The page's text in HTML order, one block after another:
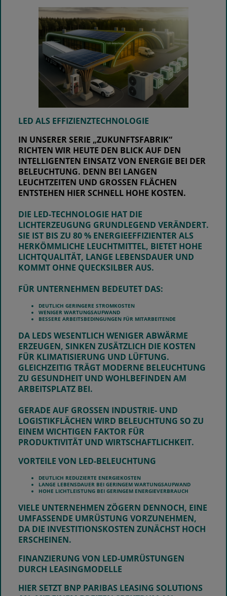
LED ALS EFFIZIENZTECHNOLOGIE
IN UNSERER SERIE „ZUKUNFTSFABRIK“
RICHTEN WIR HEUTE DEN BLICK AUF DEN
INTELLIGENTEN EINSATZ VON ENERGIE BEI DER
BELEUCHTUNG. DENN BEI LANGEN
LEUCHTZEITEN UND GROSSEN FLÄCHEN E
NTSTEHEN HIER SCHNELL HOHE KOSTEN.
DIE LED-TECHNOLOGIE HAT DIE
LICHTERZEUGUNG GRUNDLEGEND VERÄNDERT.
SIE IST BIS ZU 80 % ENERGIEEFFIZIENTER ALS
HERKÖMMLICHE LEUCHTMITTEL, BIETET HOHE
LICHTQUALITÄT, LANGE LEBENSDAUER UND
KOMMT OHNE QUECKSILBER AUS.
FÜR UNTERNEHMEN BEDEUTET DAS:
DEUTLICH GERINGERE STROMKOSTEN
WENIGER WARTUNGSAUFWAND
BESSERE ARBEITSBEDINGUNGEN FÜR MITARBEITENDE
DA LEDS WESENTLICH WENIGER ABWÄRME
ERZEUGEN, SINKEN ZUSÄTZLICH DIE KOSTEN
FÜR KLIMATISIERUNG UND LÜFTUNG.
GLEICHZEITIG TRÄGT MODERNE BELEUCHTUNG
ZU GESUNDHEIT UND WOHLBEFINDEN AM
ARBEITSPLATZ BEI.
GERADE AUF GROSSEN INDUSTRIE- UND L
OGISTIKFLÄCHEN WIRD BELEUCHTUNG SO ZU E
INEM WICHTIGEN FAKTOR FÜR P
RODUKTIVITÄT UND WIRTSCHAFTLICHKEIT.
VORTEILE VON LED-BELEUCHTUNG
DEUTLICH REDUZIERTE ENERGIEKOSTEN
LANGE LEBENSDAUER BEI GERINGEM WARTUNGSAUFWAND
HOHE LICHTLEISTUNG BEI GERINGEM ENERGIEVERBRAUCH
VIELE UNTERNEHMEN ZÖGERN DENNOCH, EINE
UMFASSENDE UMRÜSTUNG VORZUNEHMEN,
DA DIE INVESTITIONSKOSTEN ZUNÄCHST HOCH
ERSCHEINEN.
FINANZIERUNG VON LED-UMRÜSTUNGEN
DURCH LEASINGMODELLE
HIER SETZT BNP PARIBAS LEASING SOLUTIONS